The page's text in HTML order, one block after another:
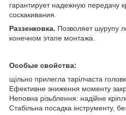
гарантирует надежную передачу
соскакивания.
Раззенковка. Позволяет шурупу
конечном этапе монтажа.
Особые свойства:
щільно прилегла тарілчаста
Ефективне зниження моменту
Неповна різьблення: надійне
Стабільна посадка інструменту,